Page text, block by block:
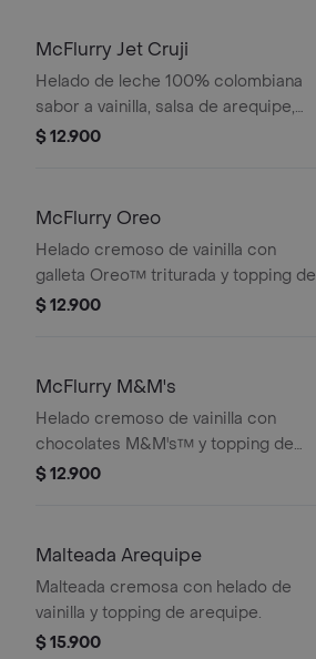
McFlurry Jet Cruji
Helado de leche 100% colombiana
sabor a vainilla, salsa de arequipe,
arroz inflado y medias lunas de
$ 12.900
McFlurry Oreo
Helado cremoso de vainilla con
galleta Oreo™ triturada y topping de
chocolate.
$ 12.900
McFlurry M&M's
Helado cremoso de vainilla con
chocolates M&M's™ y topping de
arequipe.
$ 12.900
Malteada Arequipe
Malteada cremosa con helado de
vainilla y topping de arequipe.
$ 15.900